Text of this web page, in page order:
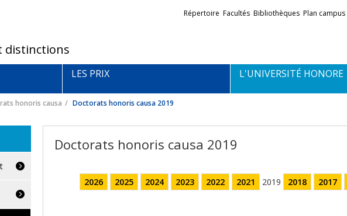
distinctions
Liens
externes
Répertoire Facultés Bibliothèques Plan campus
LES PRIX L'UNIVERSITÉ HONORE
honoris causa Doctorats honoris causa 2019
Doctorats honoris causa 2019
2026 2025 2024 2023 2022 2021 2019 2018 2017